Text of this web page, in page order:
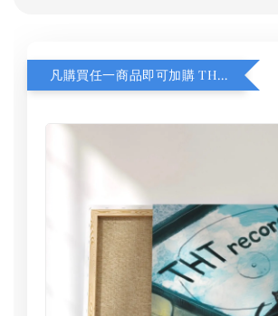
凡購買任一商品即可加購 THT 九週年 同一片天空 無框畫 30 x 30 cm 附掛勾 (黑膠封面大小）